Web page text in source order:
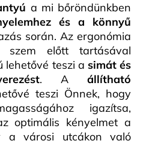
a mi bőröndünkben
és a könnyű
során. Az ergonómia
előtt tartásával
lehetővé teszi a simát és
. A állítható
teszi Önnek, hogy
igazítsa,
optimális kényelmet a
a városi utcákon való